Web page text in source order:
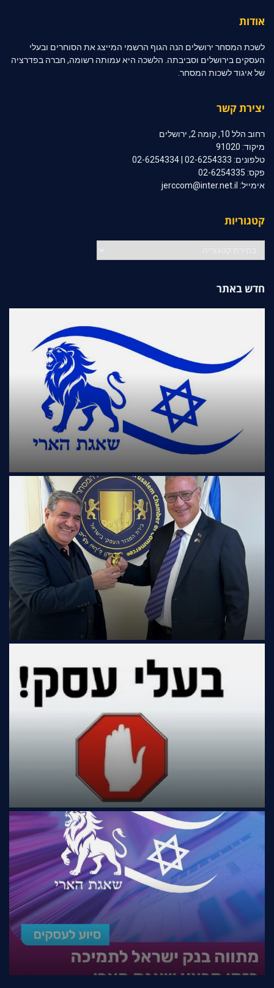
אודות
לשכת המסחר ירושלים הנה הגוף הרשמי המייצג את הסוחרים ובעלי
העסקים בירושלים וסביבתה. הלשכה היא עמותה רשומה, חברה בפדרציה
של איגוד לשכות המסחר.
יצירת קשר
רחוב הלל 10, קומה 2, ירושלים
מיקוד: 91020
טלפונים: 02-6254333 | 02-6254334
פקס: 02-6254335
אימייל: jerccom@inter.net.il
קטגוריות
חדש באתר